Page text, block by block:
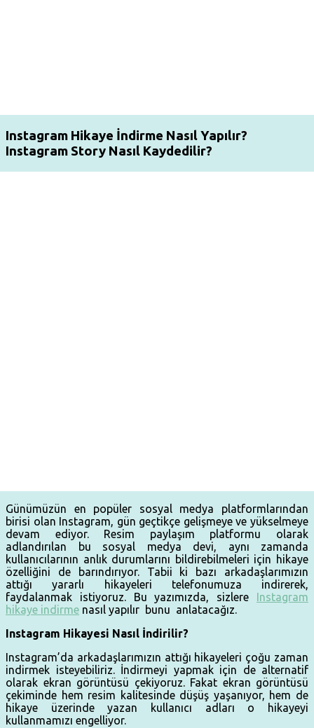
Instagram Hikaye İndirme Nasıl Yapılır?
Instagram Story Nasıl Kaydedilir?
Günümüzün en popüler sosyal medya platformlarından
birisi olan Instagram, gün geçtikçe gelişmeye ve yükselmeye
devam ediyor. Resim paylaşım platformu olarak
adlandırılan bu sosyal medya devi, aynı zamanda
kullanıcılarının anlık durumlarını bildirebilmeleri için hikaye
özelliğini de barındırıyor. Tabii ki bazı arkadaşlarımızın
attığı yararlı hikayeleri telefonumuza indirerek,
faydalanmak istiyoruz. Bu yazımızda, sizlere
Instagram
hikaye indirme nasıl yapılır bunu anlatacağız.
Instagram Hikayesi Nasıl İndirilir?
Instagram’da arkadaşlarımızın attığı hikayeleri çoğu zaman
indirmek isteyebiliriz. İndirmeyi yapmak için de alternatif
olarak ekran görüntüsü çekiyoruz. Fakat ekran görüntüsü
çekiminde hem resim kalitesinde düşüş yaşanıyor, hem de
hikaye üzerinde yazan kullanıcı adları o hikayeyi
kullanmamızı engelliyor.